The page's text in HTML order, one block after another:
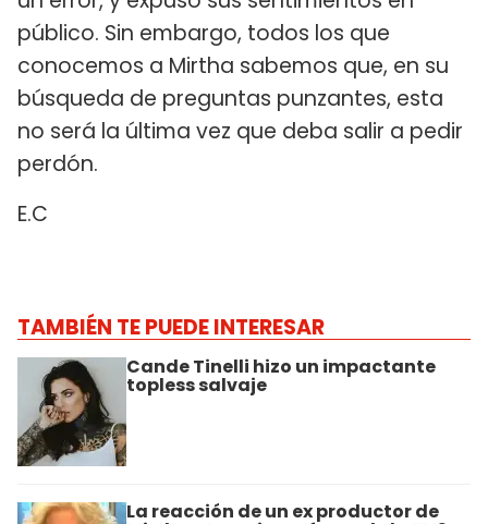
público. Sin embargo, todos los que
conocemos a Mirtha sabemos que, en su
búsqueda de preguntas punzantes, esta
no será la última vez que deba salir a pedir
perdón.
E.C
TAMBIÉN TE PUEDE INTERESAR
Cande Tinelli hizo un impactante
topless salvaje
La reacción de un ex productor de